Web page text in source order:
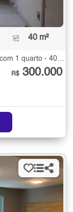
40 m²
Apartamento à Venda no Jardim São Paulo com 1 quarto - 40 m²
R$ 300.000